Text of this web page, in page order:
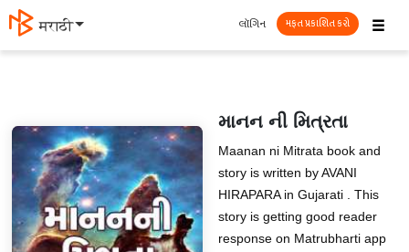
मराठी ☰
લૉગિન મફત પ્રકાશિત કરો
માનન ની મિત્રતા
Maanan ni Mitrata book and
story is written by AVANI
HIRAPARA in Gujarati . This
story is getting good reader
response on Matrubharti app